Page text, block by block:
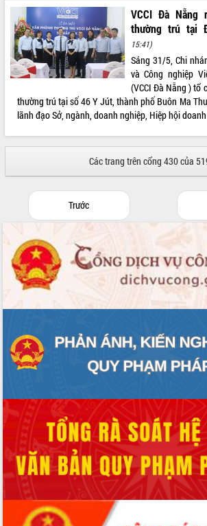
địa chính, hoàn thiện cơ sở dữ liệu đất
đai
Ứng dụng sinh trắc học - Bước tiến
trong hành trình chuyển đổi số tại Đắk
Lắk
Đắk Lắk nâng cao hiệu quả công tác
Đảng từ Sổ tay đảng viên điện tử
Đắk Lắk đẩy mạnh nuôi biển công
Tập huấn nâng cao năng lực triển khai
Đắk Lắk phát động hưởng ứng Ngày
Quyền của người tiêu dùng Việt Nam
Đẩy mạnh cải cách hành chính, quyết
tâm đạt được mục tiêu tăng trưởng
hai con số trong năm 2026
Tổ chức trang trọng Lễ hội Đền thờ
Lương Văn Chánh năm 2026
Huy giữ chức Bí thư Đảng ủy Ủy Ban
Nhân dân tỉnh
Bệnh án điện tử thúc đẩy chuyển đổi
Chuyển đổi số thư viện: Mở rộng
không gian tri thức trong thời đại số
Đánh giá, rút kinh nghiệm công tác tổ
chức diễn tập trước ngày bầu cử
Chương trình “Gặp gỡ hữu nghị –
Friendship Meeting New Year 2026”
Bầu cử Quốc hội và HĐND: Cử tri Đắk
Lắk gửi gắm niềm tin, kỳ vọng vào lá
phiếu
VCCI Đà Nẵng
thường trú tại
15:41)
Sáng 31/5, Chi
và Công nghiệp
(VCCI Đà Nẵng ) tổ
thường trú tại số 46 Y Jút, thành phố Buôn Ma
lãnh đạo Sở, ngành, doanh nghiệp, Hiệp hội
Các trang trên cổng 430 của
Trước